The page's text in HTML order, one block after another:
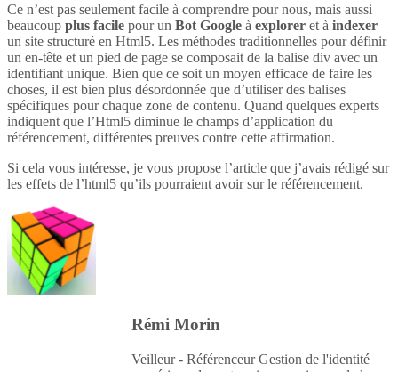
Ce n’est pas seulement facile à comprendre pour nous, mais aussi
beaucoup plus facile pour un Bot Google à explorer et à indexer
un site structuré en Html5. Les méthodes traditionnelles pour définir
un en-tête et un pied de page se composait de la balise div avec un
identifiant unique. Bien que ce soit un moyen efficace de faire les
choses, il est bien plus désordonnée que d’utiliser des balises
spécifiques pour chaque zone de contenu. Quand quelques experts
indiquent que l’Html5 diminue le champs d’application du
référencement, différentes preuves contre cette affirmation.
Si cela vous intéresse, je vous propose l’article que j’avais rédigé sur
les effets de l’html5 qu’ils pourraient avoir sur le référencement.
Rémi Morin
Veilleur - Référenceur Gestion de l'identité